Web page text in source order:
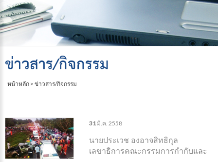
ข่าวสาร/กิจกรรม
หน้าหลัก > ข่าวสาร/กิจกรรม
31มี.ค. 2558
นายประเวช องอาจสิทธิกุล
เลขาธิการคณะกรรมการกำกับและ